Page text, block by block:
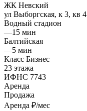
ЖК Невский
ул Выборгская, к 3, кв 4
Водный стадион
—15 мин
Балтийская
—5 мин
Класс Бизнес
23 этажа
ИФНС 7743
Аренда
Продажа
Аренда ₽/мес